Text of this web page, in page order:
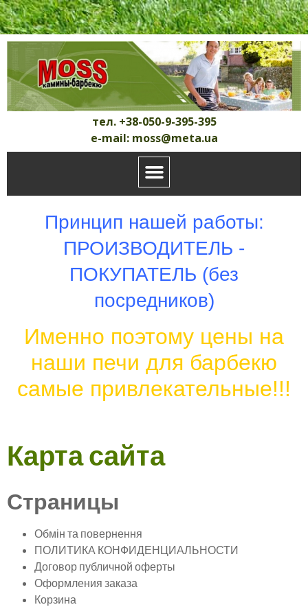
тел. +38-050-9-395-395
e-mail: moss@meta.ua
Принцип нашей работы:
ПРОИЗВОДИТЕЛЬ -
ПОКУПАТЕЛЬ (без
посредников)
Именно поэтому цены на
наши печи для барбекю
самые привлекательные!!!
Карта сайта
Страницы
Обмін та повернення
ПОЛИТИКА КОНФИДЕНЦИАЛЬНОСТИ
Договор публичной оферты
Оформления заказа
Корзина